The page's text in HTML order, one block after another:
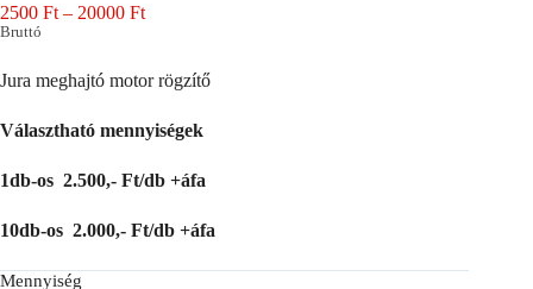
2500 Ft – 20000 FtÁrtartomány:
20000 Ft
Bruttó
Jura meghajtó motor rögzítő
Választható mennyiségek
1db-os 2.500,- Ft/db +áfa
10db-os 2.000,- Ft/db +áfa
Mennyiség